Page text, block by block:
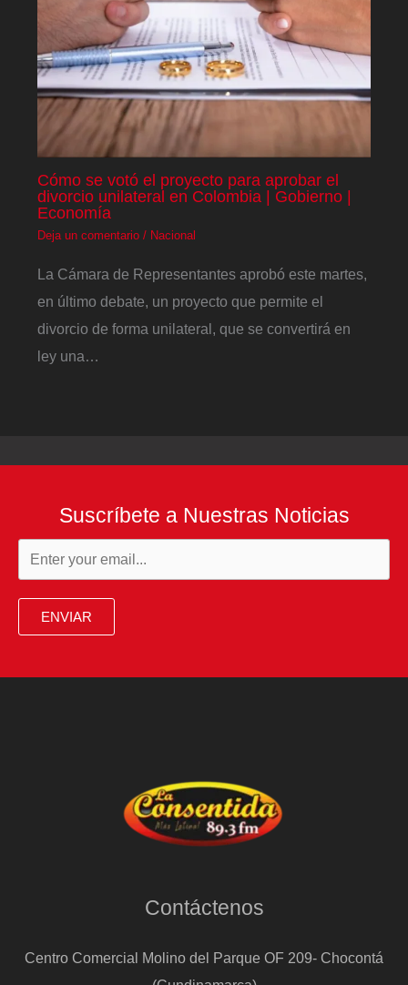
Cómo se votó el proyecto para aprobar el
divorcio unilateral en Colombia | Gobierno |
Economía
Deja un comentario / Nacional
La Cámara de Representantes aprobó este martes,
en último debate, un proyecto que permite el
divorcio de forma unilateral, que se convertirá en
ley una…
Suscríbete a Nuestras Noticias
ENVIAR
Contáctenos
Centro Comercial Molino del Parque OF 209- Chocontá